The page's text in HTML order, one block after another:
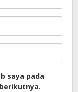
saya pada